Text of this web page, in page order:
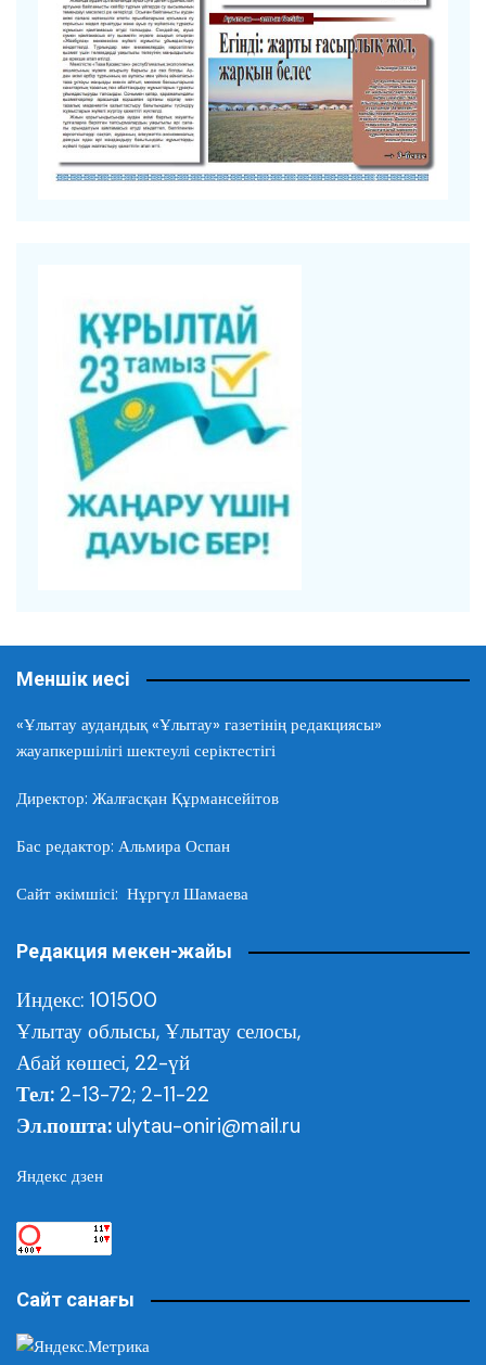
Меншік иесі
«Ұлытау аудандық «Ұлытау» газетінің редакциясы»
жауапкершілігі шектеулі серіктестігі
Директор: Жалғасқан Құрмансейітов
Бас редактор: Альмира Оспан
Сайт әкімшісі: Нұргүл Шамаева
Редакция мекен-жайы
Индекс: 101500
Ұлытау облысы, Ұлытау селосы,
Абай көшесі, 22-үй
Тел: 2-13-72; 2-11-22
Эл.пошта: ulytau-oniri@mail.ru
Яндекс дзен
Сайт санағы